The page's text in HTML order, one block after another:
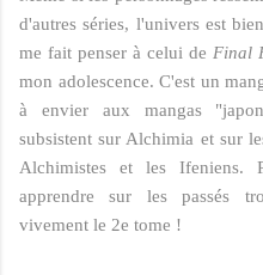
d'autres séries, l'univers est
me fait penser à celui de Final
mon adolescence. C'est un
à envier aux mangas
subsistent sur Alchimia et sur
Alchimistes et les Ifeniens.
apprendre sur les passés
vivement le 2e tome !